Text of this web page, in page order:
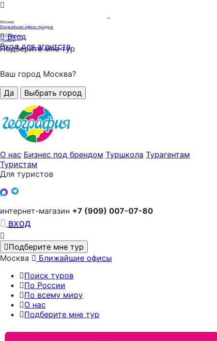
Москва
Ближайшие офисы продаж
320офисов
продаж
Вход
Вход для агентств
Подберите мне тур
Ваш город Москва?
Да
Выбрать город
О нас Бизнес под брендом Туршкола Турагентам
Туристам
Для туристов
интернет-магазин +7 (909) 007-07-80
вход
Подберите мне тур
Москва
Ближайшие офисы
Поиск туров
По России
По всему миру
О нас
Подберите мне тур